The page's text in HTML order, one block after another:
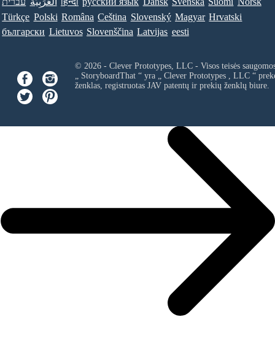
Türkçe Polski Româna Ceština Slovenský Magyar Hrvatski
български Lietuvos Slovenščina Latvijas eesti
© 2026 - Clever Prototypes, LLC - Visos teisės
„ StoryboardThat “ yra „ Clever Prototypes , LLC“
ženklas, registruotas JAV patentų ir prekių ženklų biure.